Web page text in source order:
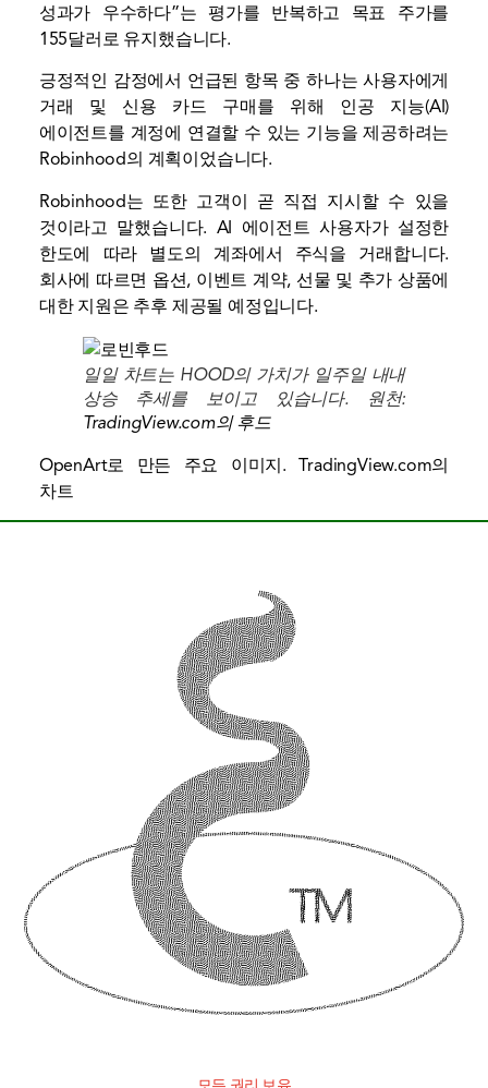
성과가 우수하다”는 평가를 반복하고 목표 주가를
155달러로 유지했습니다.
긍정적인 감정에서 언급된 항목 중 하나는 사용자에게
거래 및 신용 카드 구매를 위해 인공 지능(AI)
에이전트를 계정에 연결할 수 있는 기능을 제공하려는
Robinhood의 계획이었습니다.
Robinhood는 또한 고객이 곧 직접 지시할 수 있을
것이라고 말했습니다. AI 에이전트사용자가 설정한
한도에 따라 별도의 계좌에서 주식을 거래합니다.
회사에 따르면 옵션, 이벤트 계약, 선물 및 추가 상품에
대한 지원은 추후 제공될 예정입니다.
일일 차트는 HOOD의 가치가 일주일 내내
상승 추세를 보이고 있습니다. 원천:
TradingView.com의 후드
OpenArt로 만든 주요 이미지. TradingView.com의
차트